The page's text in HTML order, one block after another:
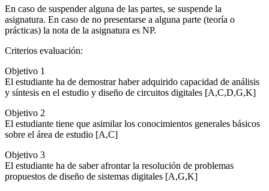
En caso de suspender alguna de las partes, se suspende la
asignatura. En caso de no presentarse a alguna parte (teoría o
prácticas) la nota de la asignatura es NP.
Criterios evaluación:
Objetivo 1
El estudiante ha de demostrar haber adquirido capacidad de análisis
y síntesis en el estudio y diseño de circuitos digitales [A,C,D,G,K]
Objetivo 2
El estudiante tiene que asimilar los conocimientos generales básicos
sobre el área de estudio [A,C]
Objetivo 3
El estudiante ha de saber afrontar la resolución de problemas
propuestos de diseño de sistemas digitales [A,G,K]